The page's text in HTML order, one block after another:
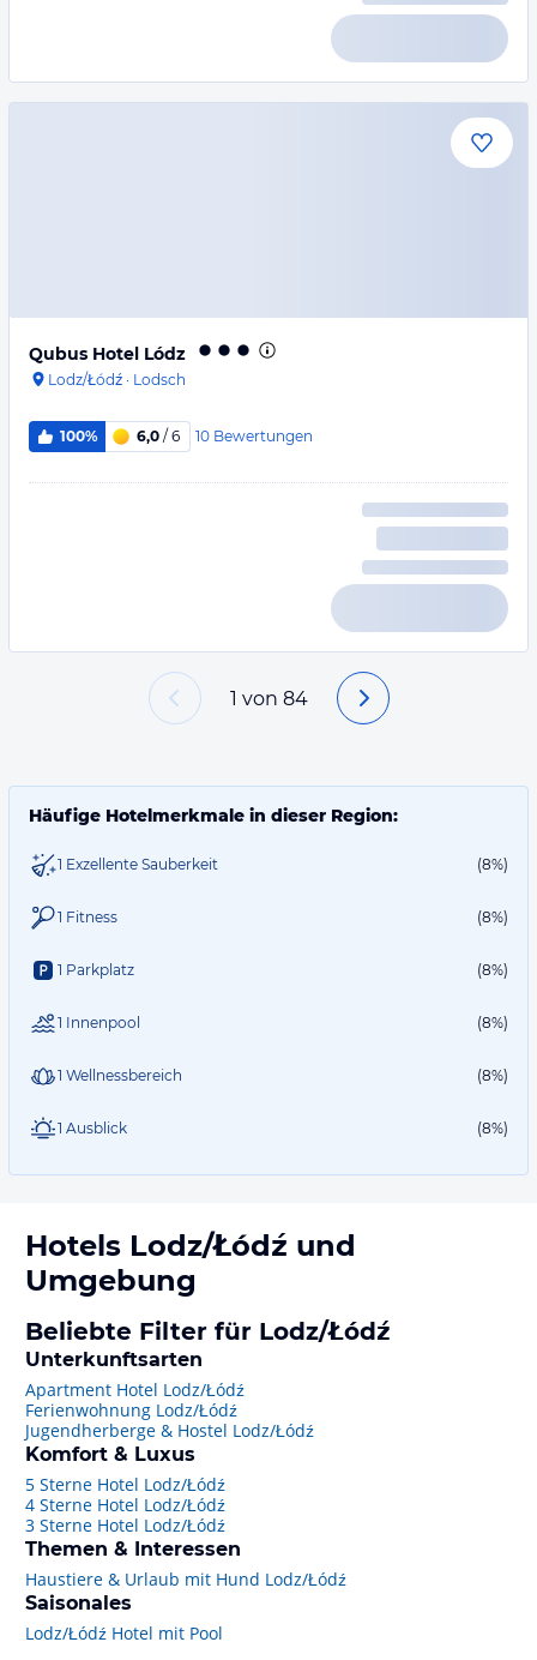
Qubus Hotel Lódz
Lodz/Łódź · Lodsch
100% 6,0 / 6 10 Bewertungen
1 von 84
Häufige Hotelmerkmale in dieser Region:
1 Exzellente Sauberkeit (8%)
1 Fitness (8%)
1 Parkplatz (8%)
1 Innenpool (8%)
1 Wellnessbereich (8%)
1 Ausblick (8%)
Hotels Lodz/Łódź und
Umgebung
Beliebte Filter für Lodz/Łódź
Unterkunftsarten
Apartment Hotel Lodz/Łódź
Ferienwohnung Lodz/Łódź
Jugendherberge & Hostel Lodz/Łódź
Komfort & Luxus
5 Sterne Hotel Lodz/Łódź
4 Sterne Hotel Lodz/Łódź
3 Sterne Hotel Lodz/Łódź
Themen & Interessen
Haustiere & Urlaub mit Hund Lodz/Łódź
Saisonales
Lodz/Łódź Hotel mit Pool